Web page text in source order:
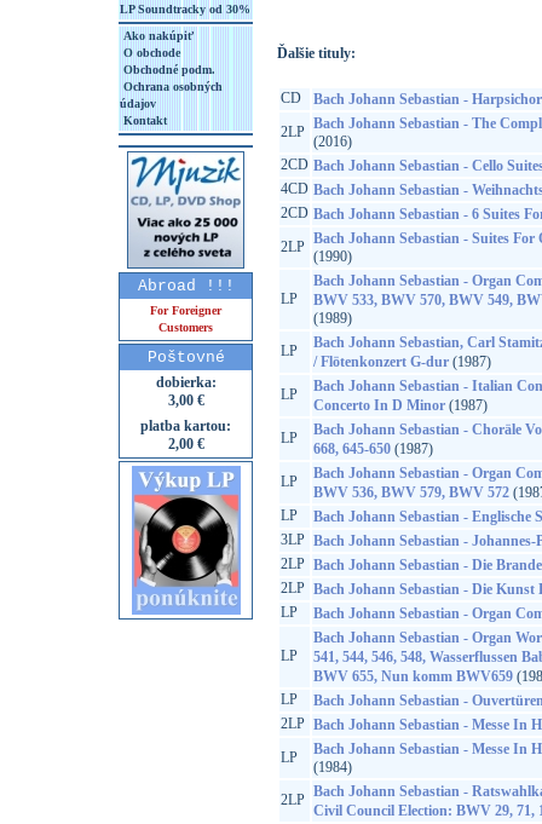
LP Soundtracky od 30%
Ako nakúpiť
O obchode
Obchodné podm.
Ochrana osobných
údajov
Kontakt
Abroad !!!
For Foreigner
Customers
Poštovné
dobierka:
3,00 €
platba kartou:
2,00 €
Ďalšie tituly:
CD
Bach Johann Sebastian -
2LP Bach Johann Sebastian - The
(2016)
2CD Bach Johann Sebastian - Cello
4CD Bach Johann Sebastian -
2CD Bach Johann Sebastian - 6 Suites
2LP Bach Johann Sebastian - Suites For
(1990)
LP
Bach Johann Sebastian - Organ
BWV 533, BWV 570, BWV 549,
(1989)
LP
Bach Johann Sebastian, Carl
/ Flötenkonzert G-dur(1987)
LP
Bach Johann Sebastian - Italian
Concerto In D Minor(1987)
LP
Bach Johann Sebastian - Choräle
668, 645-650(1987)
LP
Bach Johann Sebastian - Organ
BWV 536, BWV 579, BWV 572
LP
Bach Johann Sebastian - Englische
3LP Bach Johann Sebastian - Johannes-
2LP Bach Johann Sebastian - Die
2LP Bach Johann Sebastian - Die Kunst
LP
Bach Johann Sebastian - Organ
LP
Bach Johann Sebastian - Organ
541, 544, 546, 548, Wasserflussen
BWV 655, Nun komm BWV659
LP
Bach Johann Sebastian -
2LP Bach Johann Sebastian - Messe In
LP
Bach Johann Sebastian - Messe In
(1984)
2LP Bach Johann Sebastian -
Civil Council Election: BWV 29, 71,